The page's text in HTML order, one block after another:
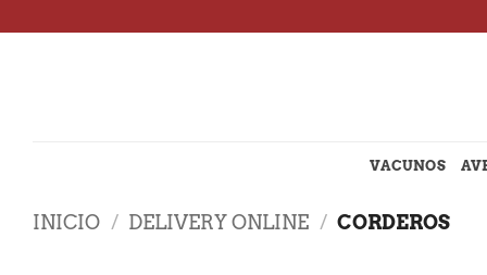
al
VACUNOS
INICIO / DELIVERY ONLINE / CORDEROS